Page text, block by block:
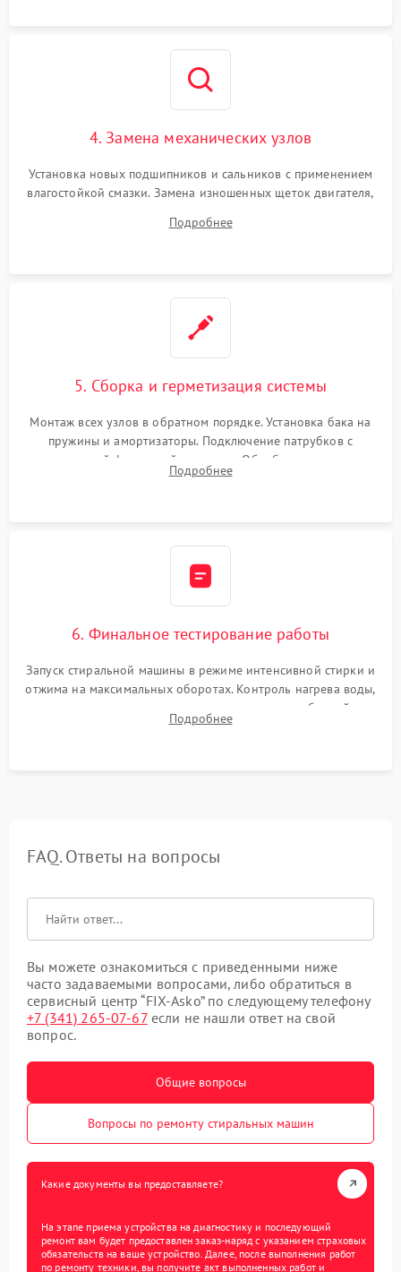
4. Замена механических узлов
Установка новых подшипников и сальников с применением
влагостойкой смазки. Замена изношенных щеток двигателя,
или поврежденной резиновой манжеты.
Подробнее
5. Сборка и герметизация системы
Монтаж всех узлов в обратном порядке. Установка бака на
пружины и амортизаторы. Подключение патрубков с
надежной фиксацией хомутами. Обработка стыков
герметиком для предотвращения возможных протечек воды.
Подробнее
6. Финальное тестирование работы
Запуск стиральной машины в режиме интенсивной стирки и
отжима на максимальных оборотах. Контроль нагрева воды,
корректности слива, отсутствия излишних вибраций,
посторонних стуков и протечек под корпусом.
Подробнее
FAQ. Ответы на вопросы
Вы можете ознакомиться с приведенными ниже
часто задаваемыми вопросами, либо обратиться в
сервисный центр “FIX-Asko” по следующему телефону
+7 (341) 265-07-67если не нашли ответ на свой
вопрос.
Общие вопросы
Вопросы по ремонту стиральных машин
Какие документы вы предоставляете?
На этапе приема устройства на диагностику и последующий
ремонт вам будет предоставлен заказ-наряд с указанием страховых
обязательств на ваше устройство. Далее, после выполнения работ
по ремонту техники, вы получите акт выполненных работ и